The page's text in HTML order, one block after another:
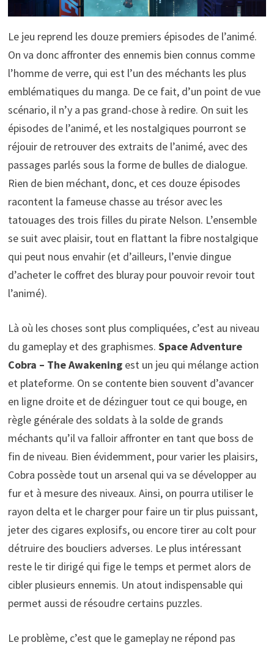
Le jeu reprend les douze premiers épisodes de l’animé.
On va donc affronter des ennemis bien connus comme
l’homme de verre, qui est l’un des méchants les plus
emblématiques du manga. De ce fait, d’un point de vue
scénario, il n’y a pas grand-chose à redire. On suit les
épisodes de l’animé, et les nostalgiques pourront se
réjouir de retrouver des extraits de l’animé, avec des
passages parlés sous la forme de bulles de dialogue.
Rien de bien méchant, donc, et ces douze épisodes
racontent la fameuse chasse au trésor avec les
tatouages des trois filles du pirate Nelson. L’ensemble
se suit avec plaisir, tout en flattant la fibre nostalgique
qui peut nous envahir (et d’ailleurs, l’envie dingue
d’acheter le coffret des bluray pour pouvoir revoir tout
l’animé).
Là où les choses sont plus compliquées, c’est au niveau
du gameplay et des graphismes. Space Adventure
Cobra – The Awakeningest un jeu qui mélange action
et plateforme. On se contente bien souvent d’avancer
en ligne droite et de dézinguer tout ce qui bouge, en
règle générale des soldats à la solde de grands
méchants qu’il va falloir affronter en tant que boss de
fin de niveau. Bien évidemment, pour varier les plaisirs,
Cobra possède tout un arsenal qui va se développer au
fur et à mesure des niveaux. Ainsi, on pourra utiliser le
rayon delta et le charger pour faire un tir plus puissant,
jeter des cigares explosifs, ou encore tirer au colt pour
détruire des boucliers adverses. Le plus intéressant
reste le tir dirigé qui fige le temps et permet alors de
cibler plusieurs ennemis. Un atout indispensable qui
permet aussi de résoudre certains puzzles.
Le problème, c’est que le gameplay ne répond pas